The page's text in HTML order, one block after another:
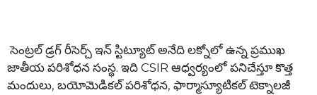
సెంట్రల్ డ్రగ్ రీసెర్చ్ ఇన్ స్టిట్యూట్ అనేది లక్నోలో ఉన్న ప్రముఖ
జాతీయ పరిశోధన సంస్థ. ఇది CSIR ఆధ్వర్యంలో పనిచేస్తూ కొత్త
మందులు, బయోమెడికల్ పరిశోధన, ఫార్మాస్యూటికల్ టెక్నాలజీ